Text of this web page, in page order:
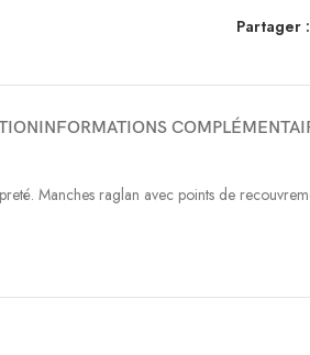
Partager :
INFORMATIONS
Manches raglan avec points de